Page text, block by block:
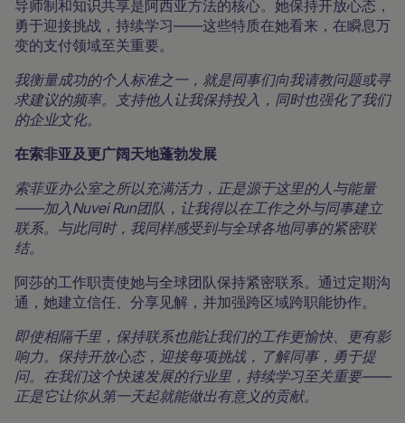
导师制和知识共享是阿西亚方法的核心。她保持开放心态，
勇于迎接挑战，持续学习——这些特质在她看来，在瞬息万
变的支付领域至关重要。
我衡量成功的个人标准之一，就是同事们向我请教问题或寻
求建议的频率。支持他人让我保持投入，同时也强化了我们
的企业文化。
在索非亚及更广阔天地蓬勃发展
索菲亚办公室之所以充满活力，正是源于这里的人与能量
——加入Nuvei Run团队，让我得以在工作之外与同事建立
联系。与此同时，我同样感受到与全球各地同事的紧密联
结。
阿莎的工作职责使她与全球团队保持紧密联系。通过定期沟
通，她建立信任、分享见解，并加强跨区域跨职能协作。
即使相隔千里，保持联系也能让我们的工作更愉快、更有影
响力。保持开放心态，迎接每项挑战，了解同事，勇于提
问。在我们这个快速发展的行业里，持续学习至关重要——
正是它让你从第一天起就能做出有意义的贡献。